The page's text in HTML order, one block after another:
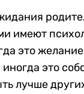
имеют
это
это
лучше